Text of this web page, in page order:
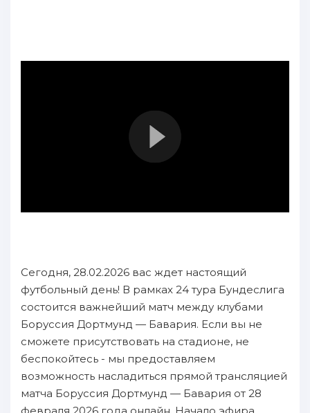
Сегодня, 28.02.2026 вас ждет настоящий
футбольный день! В рамках 24 тура Бундеслига
состоится важнейший матч между клубами
Боруссия Дортмунд — Бавария. Если вы не
сможете присутствовать на стадионе, не
беспокойтесь - мы предоставляем
возможность насладиться прямой трансляцией
матча Боруссия Дортмунд — Бавария от 28